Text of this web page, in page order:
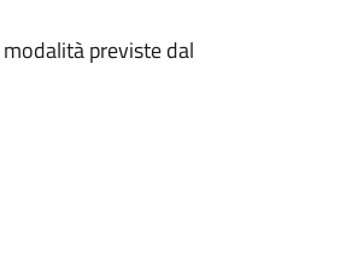
previste dal